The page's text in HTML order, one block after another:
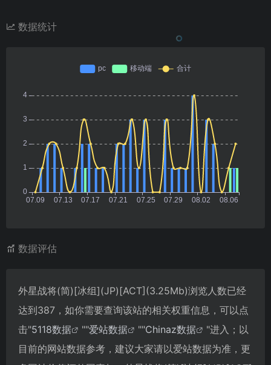
数据统计
数据评估
外星战将(简)[冰组](JP)[ACT](3.25Mb)浏览人数已经
达到387，如你需要查询该站的相关权重信息，可以点
击"5118数据 ""爱站数据 ""Chinaz数据
"进入；以
目前的网站数据参考，建议大家请以爱站数据为准，更